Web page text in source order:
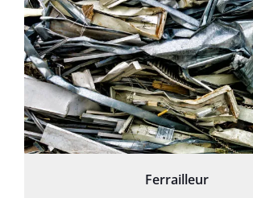
Ferrailleur